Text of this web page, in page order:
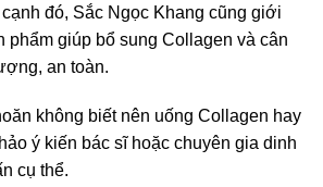
đó, Sắc Ngọc Khang cũng giới
phẩm giúp bổ sung Collagen và cân
an toàn.
không biết nên uống Collagen hay
ý kiến bác sĩ hoặc chuyên gia dinh
cụ thể.